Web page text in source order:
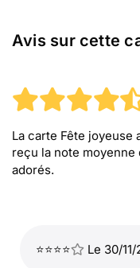
Avis sur cette
La carte Fête joyeuse
reçu la note moyenne
adorés.
⭐⭐⭐⭐ Le 30/